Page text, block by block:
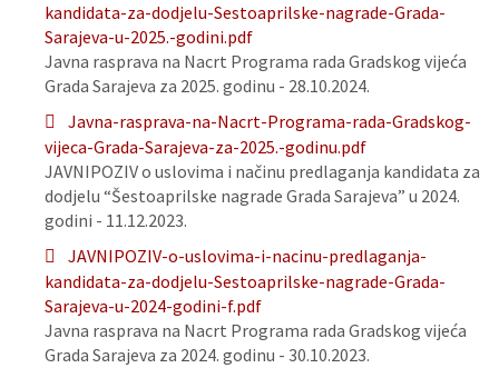
kandidata-za-dodjelu-Sestoaprilske-nagrade-Grada-
Sarajeva-u-2025.-godini.pdf
Javna rasprava na Nacrt Programa rada Gradskog vijeća
Grada Sarajeva za 2025. godinu - 28.10.2024.
Javna-rasprava-na-Nacrt-Programa-rada-Gradskog-
vijeca-Grada-Sarajeva-za-2025.-godinu.pdf
JAVNIPOZIV o uslovima i načinu predlaganja kandidata za
dodjelu “Šestoaprilske nagrade Grada Sarajeva” u 2024.
godini - 11.12.2023.
JAVNIPOZIV-o-uslovima-i-nacinu-predlaganja-
kandidata-za-dodjelu-Sestoaprilske-nagrade-Grada-
Sarajeva-u-2024-godini-f.pdf
Javna rasprava na Nacrt Programa rada Gradskog vijeća
Grada Sarajeva za 2024. godinu - 30.10.2023.